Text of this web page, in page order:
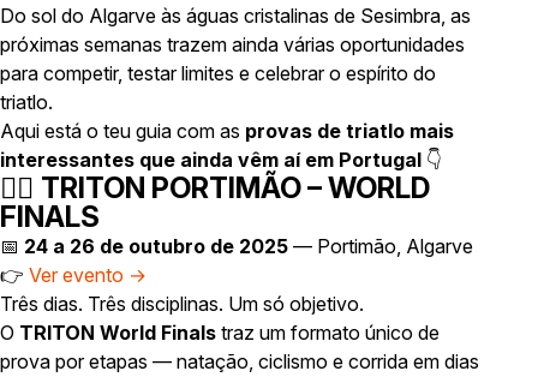
Do sol do Algarve às águas cristalinas de Sesimbra, as
próximas semanas trazem ainda várias oportunidades
para competir, testar limites e celebrar o espírito do
triatlo.
Aqui está o teu guia com as provas de triatlo mais
interessantes que ainda vêm aí em Portugal 👇
🏊‍♀️ TRITON PORTIMÃO – WORLD
FINALS
📅 24 a 26 de outubro de 2025 — Portimão, Algarve
👉 Ver evento →
Três dias. Três disciplinas. Um só objetivo.
O TRITON World Finals traz um formato único de
prova por etapas — natação, ciclismo e corrida em dias